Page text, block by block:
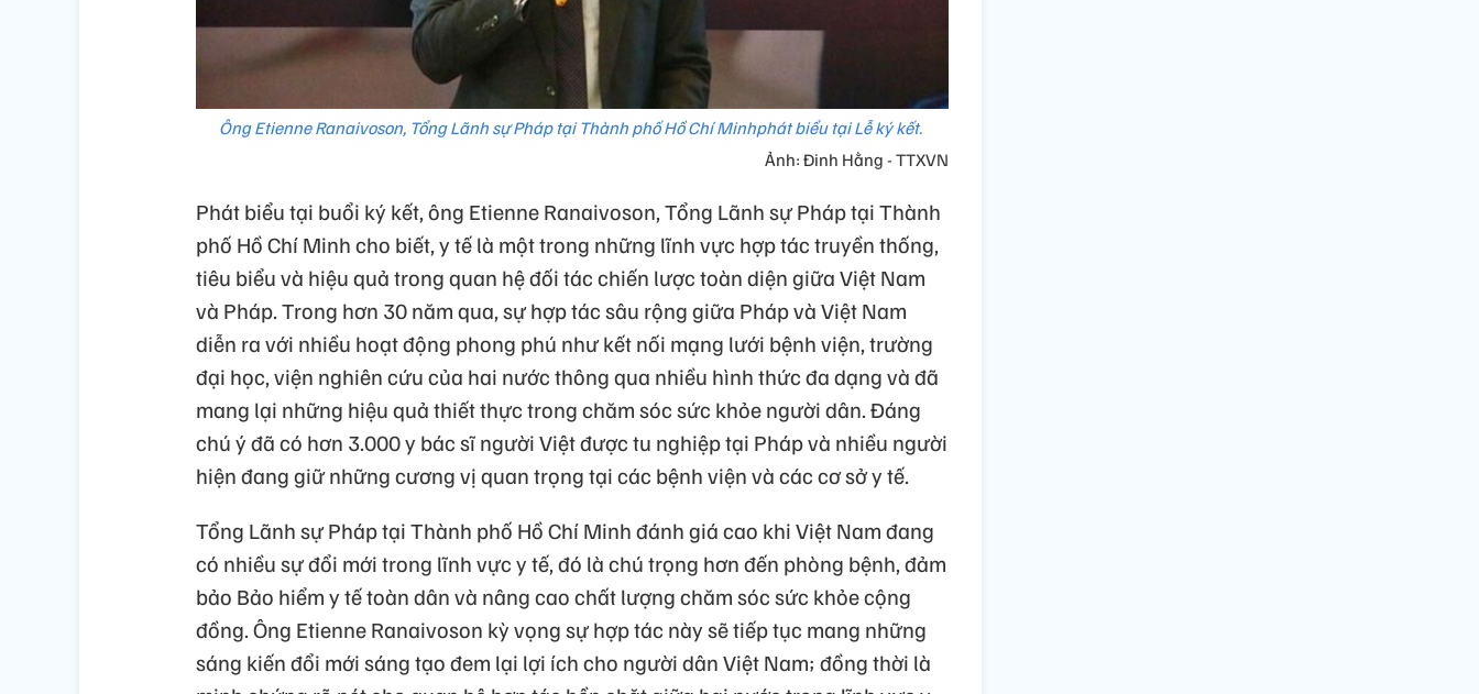
Ông Etienne Ranaivoson, Tổng Lãnh sự Pháp tại Thành phố Hồ Chí Minhphát biểu tại Lễ ký kết.
Ảnh: Đinh Hằng - TTXVN
Phát biểu tại buổi ký kết, ông Etienne Ranaivoson, Tổng Lãnh sự Pháp tại Thành
phố Hồ Chí Minh cho biết, y tế là một trong những lĩnh vực hợp tác truyền thống,
tiêu biểu và hiệu quả trong quan hệ đối tác chiến lược toàn diện giữa Việt Nam
và Pháp. Trong hơn 30 năm qua, sự hợp tác sâu rộng giữa Pháp và Việt Nam
diễn ra với nhiều hoạt động phong phú như kết nối mạng lưới bệnh viện, trường
đại học, viện nghiên cứu của hai nước thông qua nhiều hình thức đa dạng và đã
mang lại những hiệu quả thiết thực trong chăm sóc sức khỏe người dân. Đáng
chú ý đã có hơn 3.000 y bác sĩ người Việt được tu nghiệp tại Pháp và nhiều người
hiện đang giữ những cương vị quan trọng tại các bệnh viện và các cơ sở y tế.
Tổng Lãnh sự Pháp tại Thành phố Hồ Chí Minh đánh giá cao khi Việt Nam đang
có nhiều sự đổi mới trong lĩnh vực y tế, đó là chú trọng hơn đến phòng bệnh, đảm
bảo Bảo hiểm y tế toàn dân và nâng cao chất lượng chăm sóc sức khỏe cộng
đồng. Ông Etienne Ranaivoson kỳ vọng sự hợp tác này sẽ tiếp tục mang những
sáng kiến đổi mới sáng tạo đem lại lợi ích cho người dân Việt Nam; đồng thời là